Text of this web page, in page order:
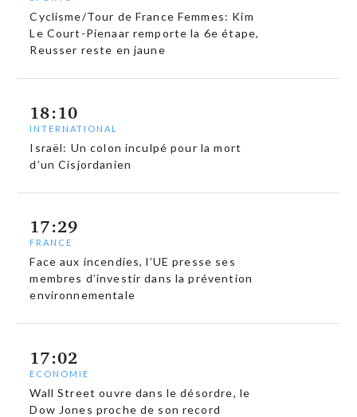
Cyclisme/Tour de France Femmes: Kim
Le Court-Pienaar remporte la 6e étape,
Reusser reste en jaune
18:10
INTERNATIONAL
Israël: Un colon inculpé pour la mort
d’un Cisjordanien
17:29
FRANCE
Face aux incendies, l’UE presse ses
membres d’investir dans la prévention
environnementale
17:02
ECONOMIE
Wall Street ouvre dans le désordre, le
Dow Jones proche de son record